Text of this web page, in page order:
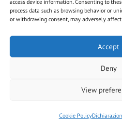
access device information. Consenting to
process data such as browsing behavior or
or withdrawing consent, may adversely
Accept
Deny
View
Cookie Policy
Antica Farmacia Chiti di D.ssa Elisa Vaiani e
CHE NE DICI DI UNO
Iscriviti Alla Nostra